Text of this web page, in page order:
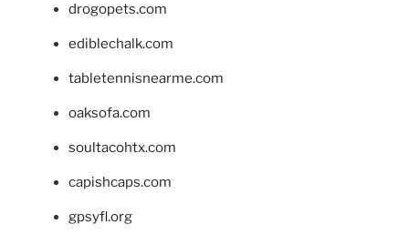
drogopets.com
ediblechalk.com
tabletennisnearme.com
oaksofa.com
soultacohtx.com
capishcaps.com
gpsyfl.org